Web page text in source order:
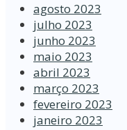
agosto 2023
julho 2023
junho 2023
maio 2023
abril 2023
março 2023
fevereiro 2023
janeiro 2023